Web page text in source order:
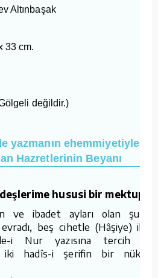
Altınbaşak
33 cm.
değildir.)
yazmanın ehemmiyetiyle
Hazretlerinin Beyanı
hususi bir
ve ibadet ayları olan
beş cihetle (Hâşiye)
i Nur yazısına tercih
iki hadîs-i şerifin bir